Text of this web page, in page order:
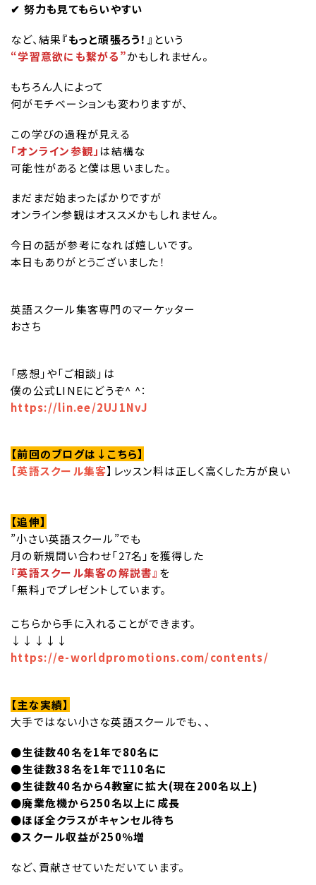
✔︎ 努力も見てもらいやすい
など、結果『もっと頑張ろう！』 という
“学習意欲にも繋がる”かもしれません。
もちろん人によって
何がモチベーションも変わりますが、
この学びの過程が見える
「オンライン参観」 は結構な
可能性があると僕は思いました。
まだまだ始まったばかりですが
オンライン参観はオススメかもしれません。
今日の話が参考になれば嬉しいです。
本日もありがとうございました！
英語スクール集客専門のマーケッター
おさち
「感想」や「ご相談」は
僕の公式LINEにどうぞ^ ^：
https://lin.ee/2UJ1NvJ
【前回のブログは↓こちら】
【英語スクール集客】レッスン料は正しく高くした方が良い
【追伸】
”小さい英語スクール”でも
月の新規問い合わせ「27名」を獲得した
『英語スクール集客の解説書』 を
「無料」でプレゼントしています。
こちらから手に入れることができます。
↓↓↓↓↓
https://e-worldpromotions.com/contents/
【主な実績】
大手ではない小さな英語スクールでも、、
●生徒数40名を1年で80名に
●生徒数38名を1年で110名に
●生徒数40名から4教室に拡大(現在200名以上)
●廃業危機から250名以上に成長
●ほぼ全クラスがキャンセル待ち
●スクール収益が250％増
など、貢献させていただいています。